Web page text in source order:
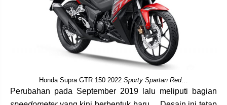
Honda Supra GTR 150 2022 Sporty Spartan Red…
Perubahan pada September 2019 lalu meliputi bagian